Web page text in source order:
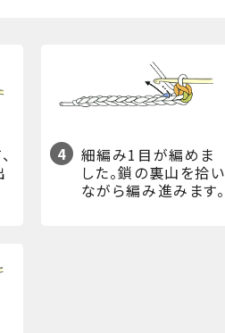
4
細編み1目が編めま
した。鎖の裏山を拾い
ながら編み進みます。